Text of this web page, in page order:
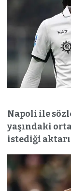
Napoli ile
yaşındaki
istediği